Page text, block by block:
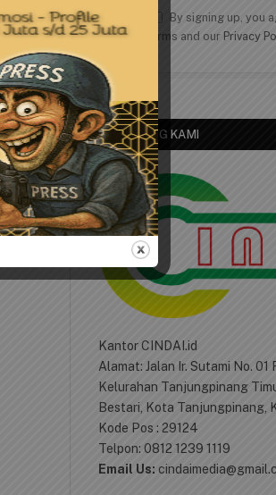
By signing up, you
terms and our Privacy
TENTANG KAMI
Kantor CINDAI.id
Alamat: Jalan Ir. Sutami No. 01
Kelurahan Tanjungpinang
Bestari, Kota Tanjungpinang,
Kode Pos : 29124
Telpon: 0812 1239 1119
Email Us: